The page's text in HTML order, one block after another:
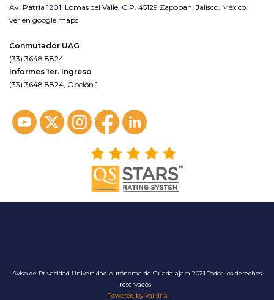
Av. Patria 1201, Lomas del Valle, C.P. 45129 Zapopan, Jalisco, México.
ver en google maps
Conmutador UAG
(33) 3648 8824
Informes 1er. Ingreso
(33) 3648 8824, Opción 1
Aviso de Privacidad Universidad Autónoma de Guadalajara 2021 Todos los derechos
reservados
Powered by Valkiria